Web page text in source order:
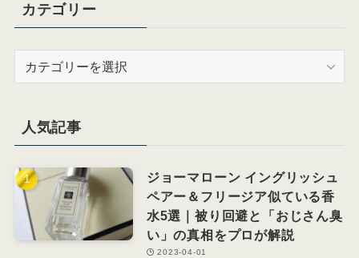
カテゴリー
ー
人気記事
ジョーマローン イングリッシュ
ペアー＆フリージア似ている香
水5選｜被り回避と「おじさん臭
い」の真相をプロが解説
2023-04-01